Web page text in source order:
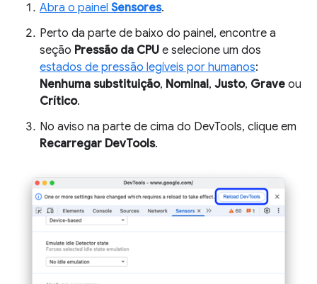
Abra o painel Sensores.
Perto da parte de baixo do painel, encontre a
seção Pressão da CPU e selecione um dos
estados de pressão legíveis por humanos:
Nenhuma substituição, Nominal, Justo, Grave ou
Crítico.
No aviso na parte de cima do DevTools, clique em
Recarregar DevTools.